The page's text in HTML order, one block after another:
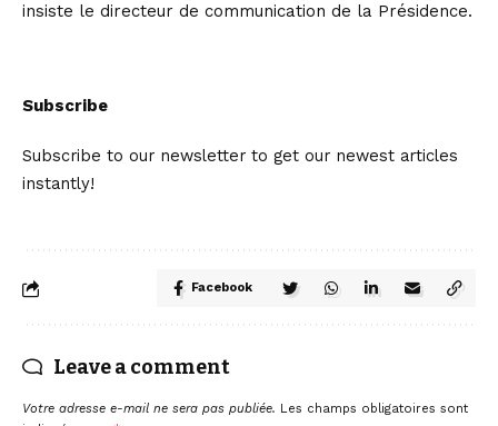
insiste le directeur de communication de la Présidence.
Subscribe
Subscribe to our newsletter to get our newest articles
instantly!
Facebook
Leave a comment
Votre adresse e-mail ne sera pas publiée. Les champs obligatoires sont